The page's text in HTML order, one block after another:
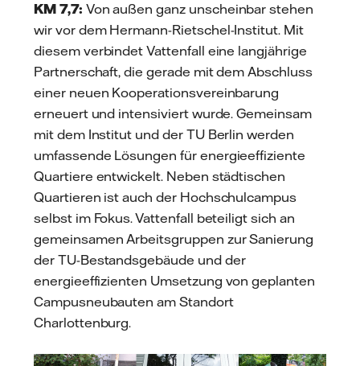
KM 7,7: Von außen ganz unscheinbar stehen
wir vor dem Hermann-Rietschel-Institut. Mit
diesem verbindet Vattenfall eine langjährige
Partnerschaft, die gerade mit dem Abschluss
einer neuen Kooperationsvereinbarung
erneuert und intensiviert wurde. Gemeinsam
mit dem Institut und der TU Berlin werden
umfassende Lösungen für energieeffiziente
Quartiere entwickelt. Neben städtischen
Quartieren ist auch der Hochschulcampus
selbst im Fokus. Vattenfall beteiligt sich an
gemeinsamen Arbeitsgruppen zur Sanierung
der TU-Bestandsgebäude und der
energieeffizienten Umsetzung von geplanten
Campusneubauten am Standort
Charlottenburg.